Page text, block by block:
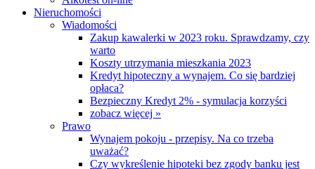
Nieruchomości
Wiadomości
Zakup kawalerki w 2023 roku. Sprawdzamy, czy
warto
Koszty utrzymania mieszkania 2023
Kredyt hipoteczny a wynajem. Co się bardziej
opłaca?
Bezpieczny Kredyt 2% - symulacja korzyści
zobacz więcej »
Prawo
Wynajem pokoju - przepisy. Na co trzeba
uważać?
Czy wykreślenie hipoteki bez zgody banku jest